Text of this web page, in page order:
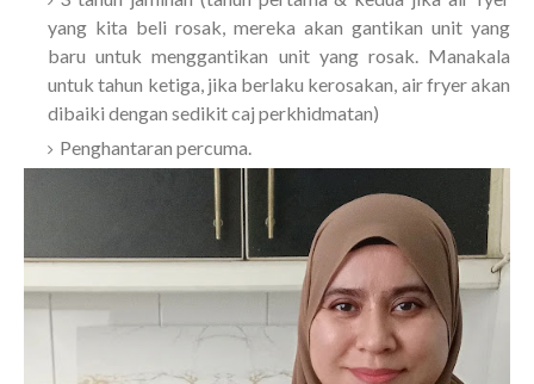
yang kita beli rosak, mereka akan gantikan unit yang
baru untuk menggantikan unit yang rosak. Manakala
untuk tahun ketiga, jika berlaku kerosakan, air fryer akan
dibaiki dengan sedikit caj perkhidmatan)
Penghantaran percuma.